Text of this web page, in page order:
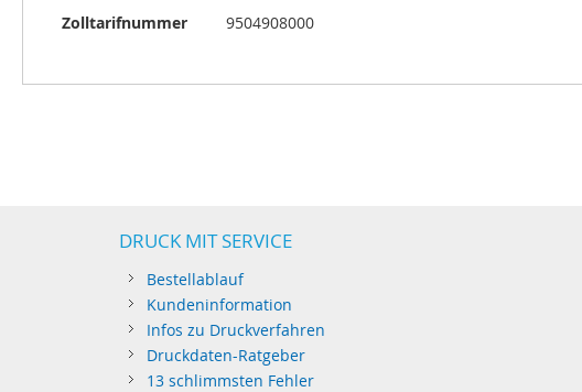
Zolltarifnummer
9504908000
DRUCK MIT SERVICE
Bestellablauf
Kundeninformation
Infos zu Druckverfahren
Druckdaten-Ratgeber
13 schlimmsten Fehler